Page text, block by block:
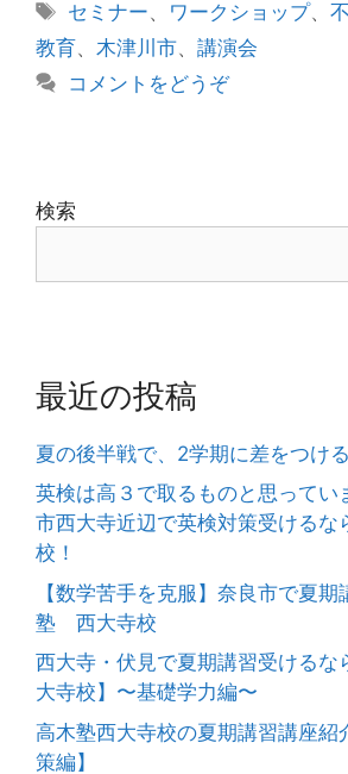
リ
ー
タ
グ
セミナー、 ワークショップ、
教育、 木津川市、 講演会
コメントをどうぞ
検索
最近の投稿
夏の後半戦で、2学期に差をつける
英検は高３で取るものと思ってい
市西大寺近辺で英検対策受けるな
校！
【数学苦手を克服】奈良市で夏期
塾 西大寺校
西大寺・伏見で夏期講習受ける
大寺校】〜基礎学力編〜
高木塾西大寺校の夏期講習講座紹
策編】